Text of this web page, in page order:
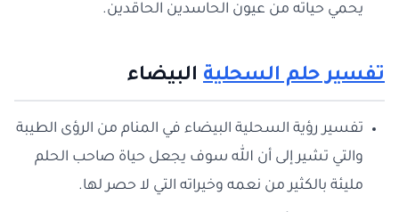
يحمي حياته من عيون الحاسدين الحاقدين.
تفسير حلم السحلية البيضاء
تفسير رؤية السحلية البيضاء في المنام من الرؤى الطيبة
والتي تشير إلى أن الله سوف يجعل حياة صاحب الحلم
مليئة بالكثير من نعمه وخيراته التي لا حصر لها.